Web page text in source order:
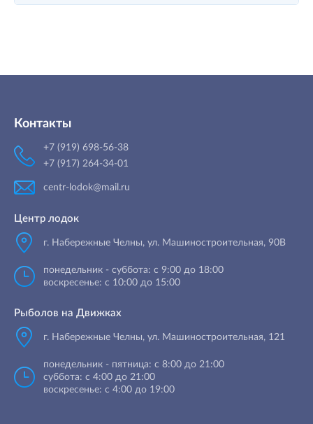
Контакты
+7 (919) 698-56-38
+7 (917) 264-34-01
centr-lodok@mail.ru
Центр лодок
г. Набережные Челны, ул. Машиностроительная, 90B
понедельник - суббота: с 9:00 до 18:00
воскресенье: с 10:00 до 15:00
Рыболов на Движках
г. Набережные Челны, ул. Машиностроительная, 121
понедельник - пятница: с 8:00 до 21:00
суббота: с 4:00 до 21:00
воскресенье: с 4:00 до 19:00